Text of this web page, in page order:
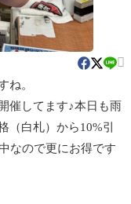

ね。
催してます♪本日も雨
（白札）から10%引
なので更にお得です